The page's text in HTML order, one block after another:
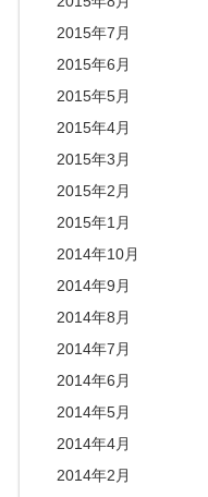
2015年7月
2015年6月
2015年5月
2015年4月
2015年3月
2015年2月
2015年1月
2014年10月
2014年9月
2014年8月
2014年7月
2014年6月
2014年5月
2014年4月
2014年2月